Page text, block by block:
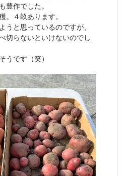
豊作でした。
。４畝あります。
うと思っているのですが、
切らないといけないのでし
うです（笑）